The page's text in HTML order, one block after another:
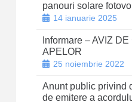
panouri solare
14 ianuarie 2025
Informare – AVIZ
APELOR
25 noiembrie 2022
Anunt public privind
de emitere a